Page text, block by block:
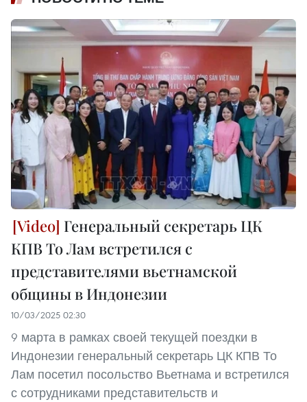
Генеральный секретарь ЦК
КПВ То Лам встретился с
представителями вьетнамской
общины в Индонезии
10/03/2025 02:30
9 марта в рамках своей текущей поездки в
Индонезии генеральный секретарь ЦК КПВ То
Лам посетил посольство Вьетнама и встретился
с сотрудниками представительств и